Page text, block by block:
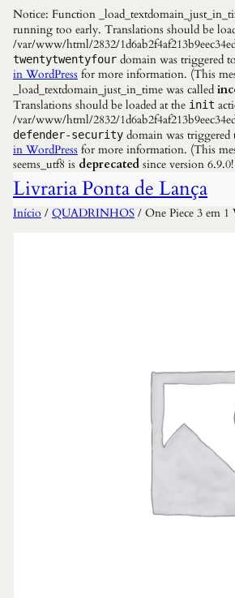
Notice: Function
running too early. Translations should be
/var/www/html/2832/
twentytwentyfour domain was triggered
in WordPress for more information. (This
_load_textdomain_just_in_time was called
Translations should be loaded at the init
/var/www/html/2832/
defender-security domain was
in WordPress for more information. (This
seems_utf8 is deprecated since version
Livraria Ponta de Lança
Início / QUADRINHOS / One Piece 3 em 1